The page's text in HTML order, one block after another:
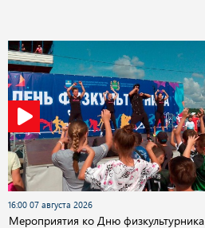
16:00 07 августа 2026
Мероприятия ко Дню физкультурника